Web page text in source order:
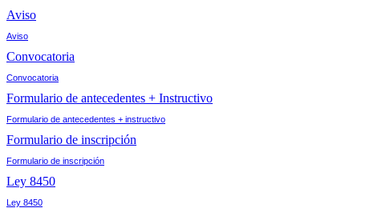
Aviso
Aviso
Convocatoria
Convocatoria
Formulario de antecedentes + Instructivo
Formulario de antecedentes + instructivo
Formulario de inscripción
Formulario de inscripción
Ley 8450
Ley 8450